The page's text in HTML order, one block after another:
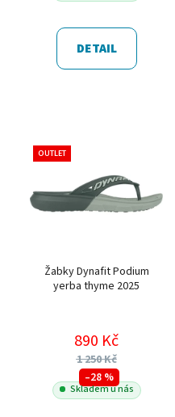
DETAIL
OUTLET
Žabky Dynafit Podium
yerba thyme 2025
890 Kč
1 250 Kč
–28 %
Skladem u nás